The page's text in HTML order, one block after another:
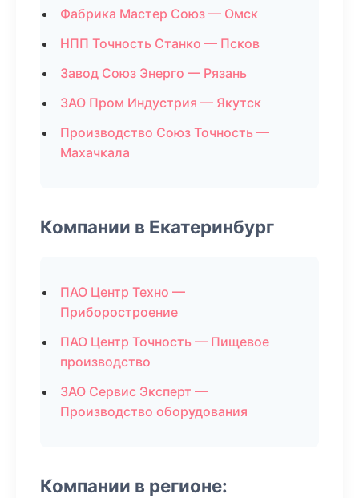
Фабрика Мастер Союз — Омск
НПП Точность Станко — Псков
Завод Союз Энерго — Рязань
ЗАО Пром Индустрия — Якутск
Производство Союз Точность —
Махачкала
Компании в Екатеринбург
ПАО Центр Техно —
Приборостроение
ПАО Центр Точность — Пищевое
производство
ЗАО Сервис Эксперт —
Производство оборудования
Компании в регионе: